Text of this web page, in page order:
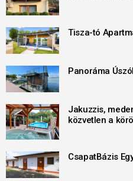
Tisza-tó
Panoráma
Jakuzzis,
közvetlen a
CsapatBázis